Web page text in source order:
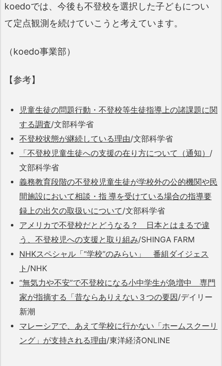
koedoでは、今後も不登校を選択した子どもについ
て定点観測を続けていこうと考えています。
（koedo事業部）
【参考】
児童生徒の問題行動・不登校等生徒指導上の諸課題に関
する調査/文部科学省
不登校状態が継続している理由/文部科学省
「不登校児童生徒への支援の在り方について（通知） /
文部科学省
義務教育段階の不登校児童生徒が学校外の公的機関や民
間施設において相談・指 導を受けている場合の指導要
録上の出欠の取扱いについて/文部科学省
アメリカで不登校だとどうなる？ 日本とはまるで違
う、不登校児への支援と取り組み/SHINGA FARM
NHKスペシャル「“学校”のみらい」 番組ダイジェス
ト /NHK
“無気力や不安”で不登校になる小中学生が急増中 専門
家が指摘する「昔ならありえない３つの要因/デイリー
新潮
マレーシアで、あえて学校に行かない「ホームスクーリ
ング」が支持される理由/東洋経済ONLINE